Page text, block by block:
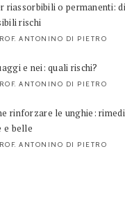
riassorbibili o permanenti:
rischi
ANTONINO DI PIETRO
e nei: quali rischi?
ANTONINO DI PIETRO
rinforzare le unghie:
e belle
ANTONINO DI PIETRO